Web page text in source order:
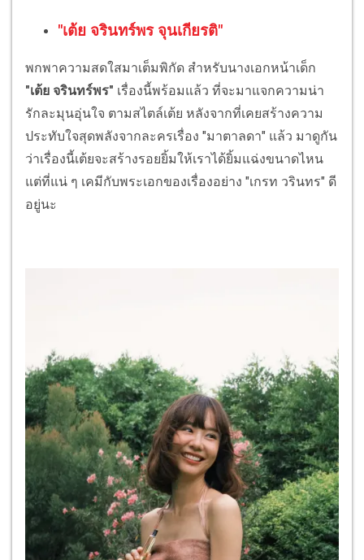
"เต้ย จรินทร์พร จุนเกียรติ"
พกพาความสดใสมาเต็มพิกัด สำหรับนางเอกหน้าเด็ก
"เต้ย จรินทร์พร" เรื่องนี้พร้อมแล้ว ที่จะมาแจกความน่า
รักละมุนอุ่นใจ ตามสไตล์เต้ย หลังจากที่เคยสร้างความ
ประทับใจสุดพลังจากละครเรื่อง "มาตาลดา" แล้ว มาดูกัน
ว่าเรื่องนี้เต้ยจะสร้างรอยยิ้มให้เราได้ยิ้มแฉ่งขนาดไหน
แต่ที่แน่ ๆ เคมีกับพระเอกของเรื่องอย่าง "เกรท วรินทร" ดี
อยู่นะ